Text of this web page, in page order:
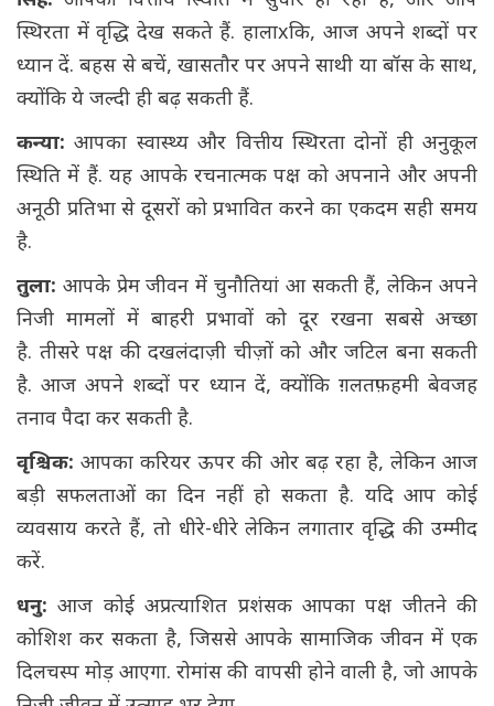
स्थिरता में वृद्धि देख सकते हैं. हालाxकि, आज अपने शब्दों पर
ध्यान दें. बहस से बचें, खासतौर पर अपने साथी या बॉस के साथ,
क्योंकि ये जल्दी ही बढ़ सकती हैं.
कन्या: आपका स्वास्थ्य और वित्तीय स्थिरता दोनों ही अनुकूल
स्थिति में हैं. यह आपके रचनात्मक पक्ष को अपनाने और अपनी
अनूठी प्रतिभा से दूसरों को प्रभावित करने का एकदम सही समय
है.
तुला: आपके प्रेम जीवन में चुनौतियां आ सकती हैं, लेकिन अपने
निजी मामलों में बाहरी प्रभावों को दूर रखना सबसे अच्छा
है. तीसरे पक्ष की दखलंदाज़ी चीज़ों को और जटिल बना सकती
है. आज अपने शब्दों पर ध्यान दें, क्योंकि ग़लतफ़हमी बेवजह
तनाव पैदा कर सकती है.
वृश्चिक: आपका करियर ऊपर की ओर बढ़ रहा है, लेकिन आज
बड़ी सफलताओं का दिन नहीं हो सकता है. यदि आप कोई
व्यवसाय करते हैं, तो धीरे-धीरे लेकिन लगातार वृद्धि की उम्मीद
करें.
धनु:आज कोई अप्रत्याशित प्रशंसक आपका पक्ष जीतने की
कोशिश कर सकता है, जिससे आपके सामाजिक जीवन में एक
दिलचस्प मोड़ आएगा. रोमांस की वापसी होने वाली है, जो आपके